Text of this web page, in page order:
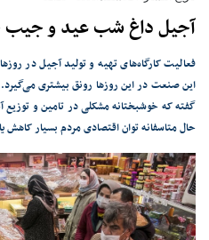
آجیل داغ شب عید و جیب
فعالیت کارگاه‌های تهیه و تولید آجیل در
این صنعت در این روز‌ها رونق بیشتری
گفته که خوشبختانه مشکلی در تامین و
حال متاسفانه توان اقتصادی مردم بسیار